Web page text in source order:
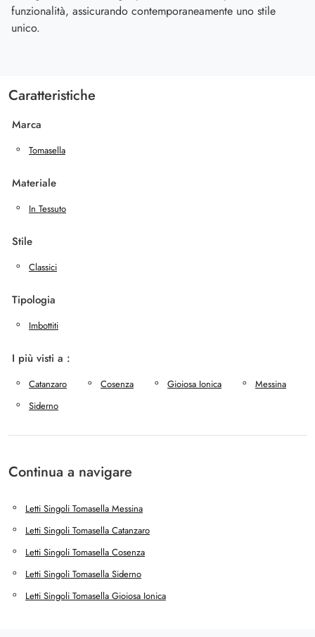
funzionalità, assicurando contemporaneamente uno stile
unico.
Caratteristiche
Marca
Tomasella
Materiale
In Tessuto
Stile
Classici
Tipologia
Imbottiti
I più visti a :
Catanzaro Cosenza Gioiosa Ionica
Messina
Siderno
Continua a navigare
Letti Singoli Tomasella Messina
Letti Singoli Tomasella Catanzaro
Letti Singoli Tomasella Cosenza
Letti Singoli Tomasella Siderno
Letti Singoli Tomasella Gioiosa Ionica